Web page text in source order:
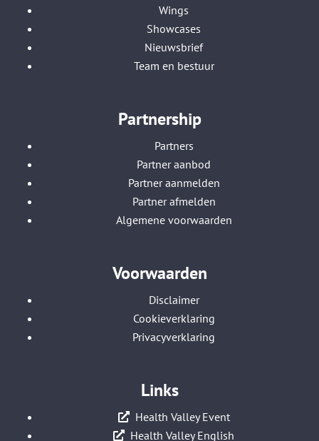
Wings
Showcases
Nieuwsbrief
Team en bestuur
Partnership
Partners
Partner aanbod
Partner aanmelden
Partner afmelden
Algemene voorwaarden
Voorwaarden
Disclaimer
Cookieverklaring
Privacyverklaring
Links
Health Valley Event
Health Valley English